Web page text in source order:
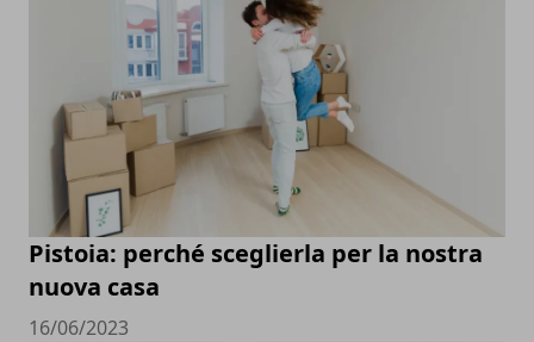
Pistoia: perché sceglierla per la nostra
nuova casa
16/06/2023